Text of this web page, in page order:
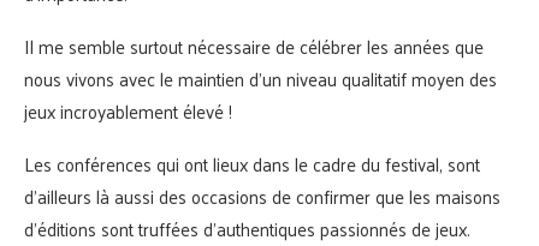
Il me semble surtout nécessaire de célébrer les années que
nous vivons avec le maintien d’un niveau qualitatif moyen des
jeux incroyablement élevé !
Les conférences qui ont lieux dans le cadre du festival, sont
d’ailleurs là aussi des occasions de confirmer que les maisons
d’éditions sont truffées d’authentiques passionnés de jeux.